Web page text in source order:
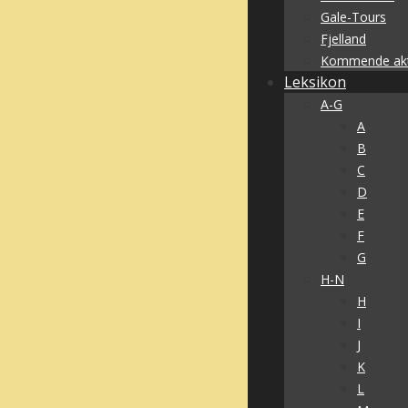
Gale-Tours
Fjelland
Kommende
Leksikon
A-G
A
B
C
D
E
F
G
H-N
H
I
J
K
L